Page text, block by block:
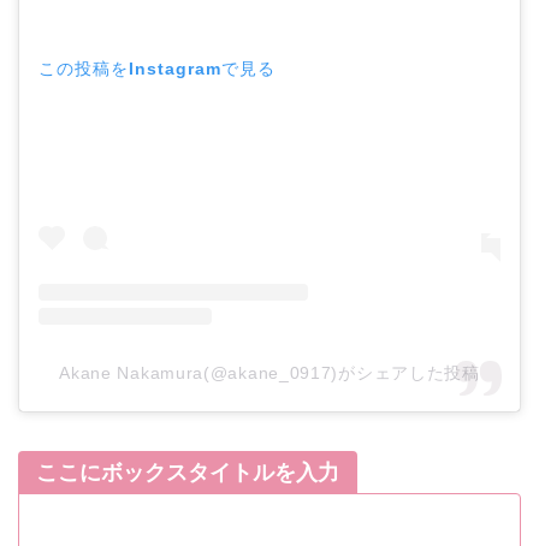
この投稿をInstagramで見る
Akane Nakamura(@akane_0917)がシェアした投稿
ここにボックスタイトルを入力